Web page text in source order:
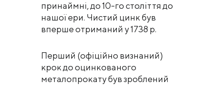
принаймні, до 10-го століття до
нашої ери. Чистий цинк був
вперше отриманий у 1738 р.
Перший (офіційно визнаний)
крок до оцинкованого
металопрокату був зроблений